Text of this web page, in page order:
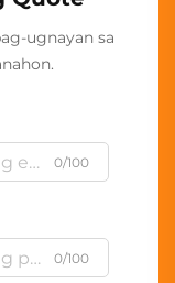
ugnayan sa
0/100
0/100